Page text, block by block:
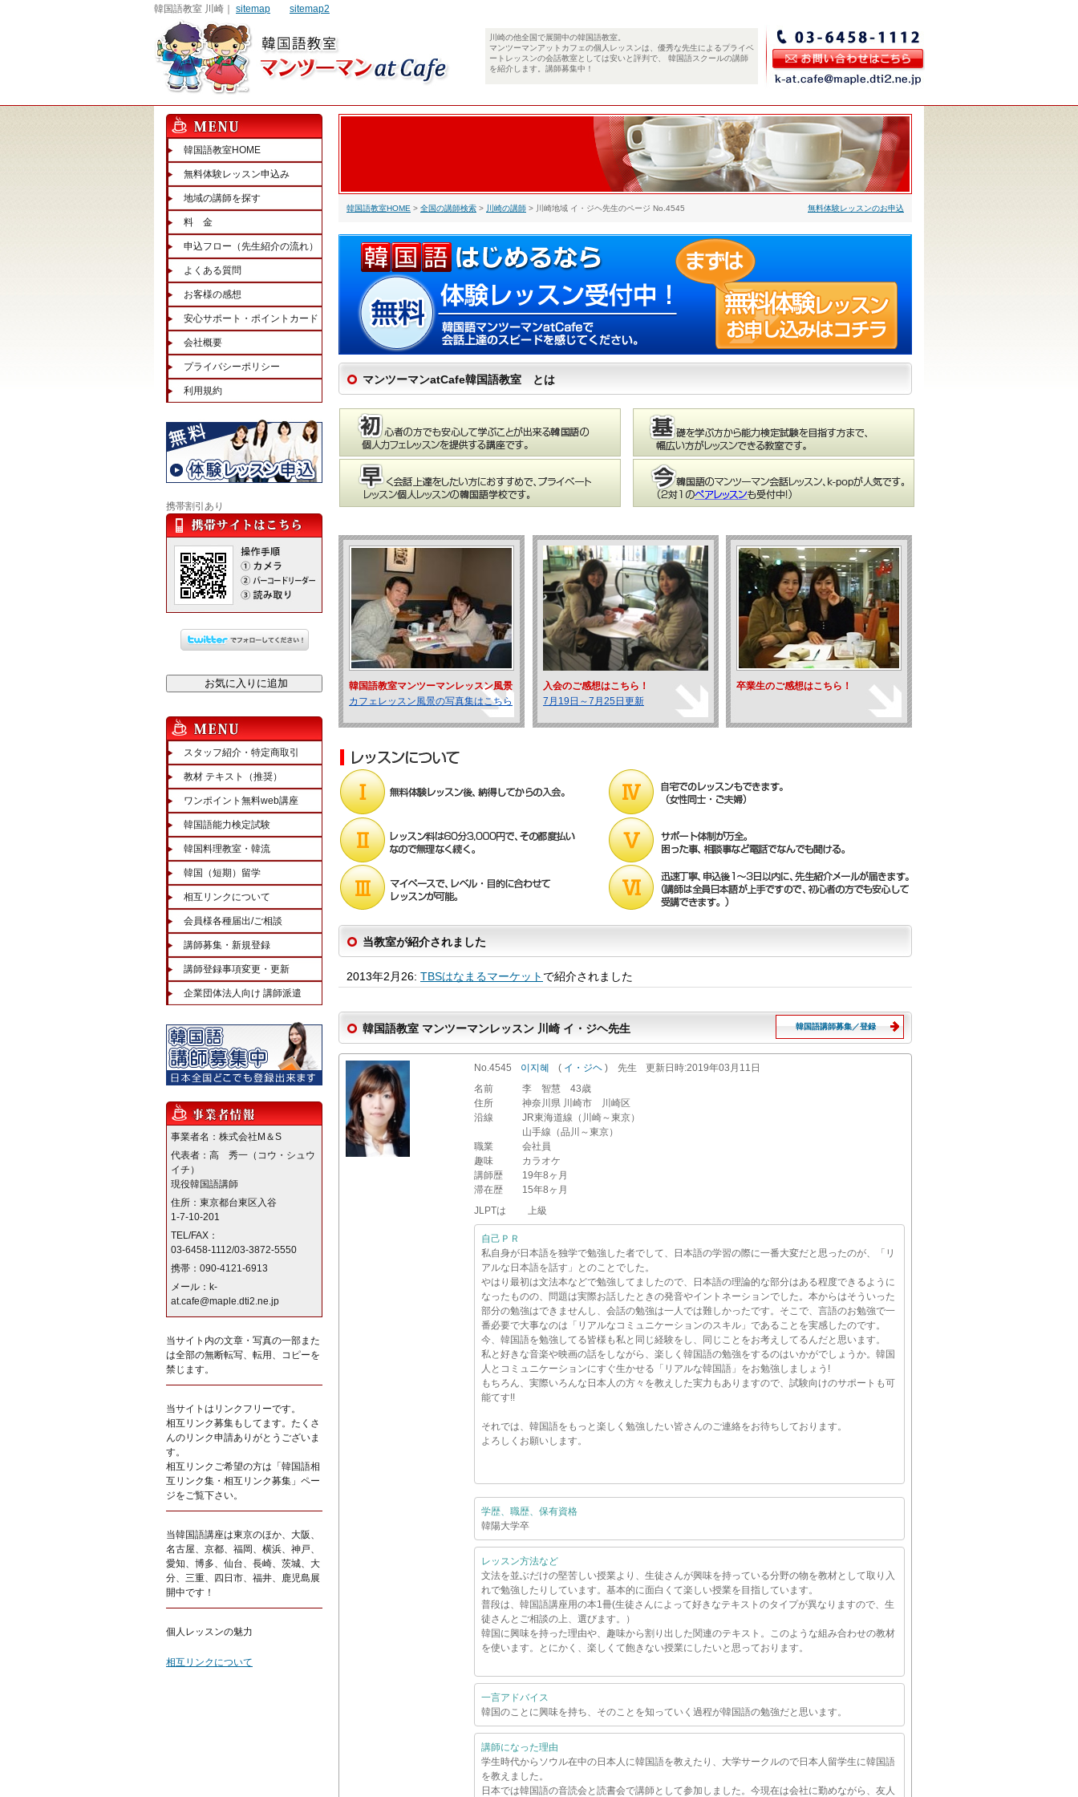
韓国語教室 川崎｜ sitemap sitemap2
川崎の他全国で展開中の韓国語教室。
マンツーマンアットカフェの個人レッスンは、優秀な先生によるプライベ
ートレッスンの会話教室としては安いと評判で、 韓国語スクールの講師
を紹介します。講師募集中！
韓国語教室HOME > 全国の講師検索 > 川崎の講師 > 川崎地域 イ・ジヘ先生のページ No.4545 無料体験レッスンのお申込
マンツーマンatCafe韓国語教室 とは
韓国語教室マンツーマンレッスン風景
カフェレッスン風景の写真集はこちら
入会のご感想はこちら！
7月19日～7月25日更新
卒業生のご感想はこちら！
当教室が紹介されました
2013年2月26: TBSはなまるマーケット で紹介されました
韓国語教室 マンツーマンレッスン 川崎 イ・ジヘ先生 韓国語講師募集／登録
No.4545 이지혜 ( イ・ジヘ ) 先生 更新日時:2019年03月11日
名前
李 智慧 43歳
住所
神奈川県 川崎市 川崎区
沿線
JR東海道線（川崎～東京）
山手線（品川～東京）
職業
会社員
趣味
カラオケ
講師歴
19年8ヶ月
滞在歴
15年8ヶ月
JLPTは 上級
自己ＰＲ
私自身が日本語を独学で勉強した者でして、日本語の学習の際に一番大変だと思ったのが、「リ
アルな日本語を話す」とのことでした。
やはり最初は文法本などで勉強してましたので、日本語の理論的な部分はある程度できるように
なったものの、問題は実際お話したときの発音やイントネーションでした。本からはそういった
部分の勉強はできませんし、会話の勉強は一人では難しかったです。そこで、言語のお勉強で一
番必要で大事なのは「リアルなコミュニケーションのスキル」であることを実感したのです。
今、韓国語を勉強してる皆様も私と同じ経験をし、同じことをお考えしてるんだと思います。
私と好きな音楽や映画の話をしながら、楽しく韓国語の勉強をするのはいかがでしょうか。韓国
人とコミュニケーションにすぐ生かせる「リアルな韓国語」をお勉強しましょう!
もちろん、実際いろんな日本人の方々を教えした実力もありますので、試験向けのサポートも可
能てす!!
それでは、韓国語をもっと楽しく勉強したい皆さんのご連絡をお待ちしております。
よろしくお願いします。
学歴、職歴、保有資格
韓陽大学卒
レッスン方法など
文法を並ぶだけの堅苦しい授業より、生徒さんが興味を持っている分野の物を教材として取り入
れで勉強したりしています。基本的に面白くて楽しい授業を目指しています。
普段は、韓国語講座用の本1冊(生徒さんによって好きなテキストのタイプが異なりますので、生
徒さんとご相談の上、選びます。）
韓国に興味を持った理由や、趣味から割り出した関連のテキスト。このような組み合わせの教材
を使います。とにかく、楽しくて飽きない授業にしたいと思っております。
一言アドバイス
韓国のことに興味を持ち、そのことを知っていく過程が韓国語の勉強だと思います。
講師になった理由
学生時代からソウル在中の日本人に韓国語を教えたり、大学サークルので日本人留学生に韓国語
を教えました。
日本では韓国語の音読会と読書会で講師として参加しました。今現在は会社に勤めながら、友人
韓国語教室HOME
無料体験レッスン申込み
地域の講師を探す
料 金
申込フロー（先生紹介の流れ）
よくある質問
お客様の感想
安心サポート・ポイントカード
会社概要
プライバシーポリシー
利用規約
携帯割引あり
スタッフ紹介・特定商取引
教材 テキスト（推奨）
ワンポイント無料web講座
韓国語能力検定試験
韓国料理教室・韓流
韓国（短期）留学
相互リンクについて
会員様各種届出/ご相談
講師募集・新規登録
講師登録事項変更・更新
企業団体法人向け 講師派遣
事業者名：株式会社M＆S
代表者：高 秀一（コウ・シュウ
イチ）
現役韓国語講師
住所：東京都台東区入谷
1-7-10-201
TEL/FAX：
03-6458-1112/03-3872-5550
携帯：090-4121-6913
メール：k-
at.cafe@maple.dti2.ne.jp
当サイト内の文章・写真の一部また
は全部の無断転写、転用、コピーを
禁じます。
当サイトはリンクフリーです。
相互リンク募集もしてます。たくさ
んのリンク申請ありがとうございま
す。
相互リンクご希望の方は「韓国語相
互リンク集・相互リンク募集」ペー
ジをご覧下さい。
当韓国語講座は東京のほか、大阪、
名古屋、京都、福岡、横浜、神戸、
愛知、博多、仙台、長崎、茨城、大
分、三重、四日市、福井、鹿児島展
開中です！
個人レッスンの魅力
相互リンクについて